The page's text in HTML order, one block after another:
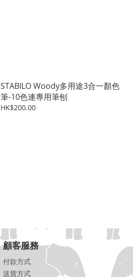
STABILO Woody多用途3合一顏色
筆-10色連專用筆刨
HK$200.00
顧客服務
付款方式
送貨方式